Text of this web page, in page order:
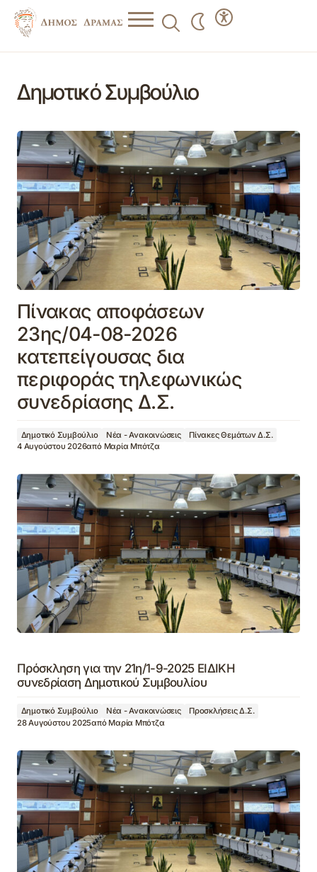
Δημοτικό Συμβούλιο
Πίνακας αποφάσεων
23ης/04-08-2026
κατεπείγουσας δια
περιφοράς τηλεφωνικώς
συνεδρίασης Δ.Σ.
Δημοτικό Συμβούλιο Νέα - Ανακοινώσεις
Πίνακες Θεμάτων Δ.Σ.
4 Αυγούστου 2026από Μαρία Μπότζα
Πρόσκληση για την 21η/1-9-2025 ΕΙΔΙΚΗ
συνεδρίαση Δημοτικού Συμβουλίου
Δημοτικό Συμβούλιο Νέα - Ανακοινώσεις
Προσκλήσεις Δ.Σ.
28 Αυγούστου 2025από Μαρία Μπότζα